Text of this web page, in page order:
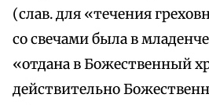
(слав. для «течения
со свечами была в
«отдана в Божественный
действительно